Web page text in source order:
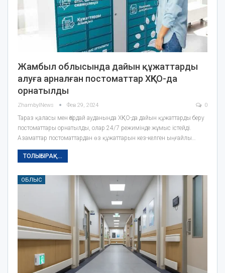
Жамбыл облысында дайын құжаттарды
алуға арналған постоматтар ХҚКО-да
орнатылды
ZhambylNews Фев 29, 2024 0
Тараз қаласы мен Қордай ауданында ХҚКО-да дайын құжаттарды беру
постоматтары орнатылды, олар 24/7 режимінде жұмыс істейді.
Азаматтар постоматтардан өз құжаттарын кез-келген ыңғайлы…
ТОЛЫҒЫРАҚ...
ОБЛЫС